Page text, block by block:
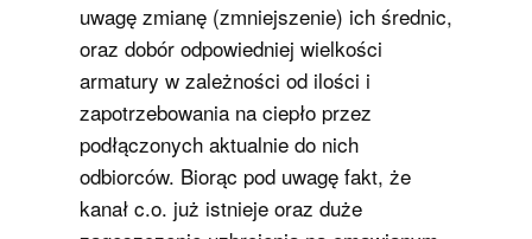
uwagę zmianę (zmniejszenie) ich średnic,
oraz dobór odpowiedniej wielkości
armatury w zależności od ilości i
zapotrzebowania na ciepło przez
podłączonych aktualnie do nich
odbiorców. Biorąc pod uwagę fakt, że
kanał c.o. już istnieje oraz duże